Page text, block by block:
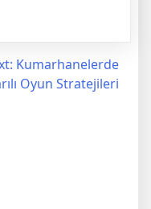
Kumarhanelerde
Oyun Stratejileri